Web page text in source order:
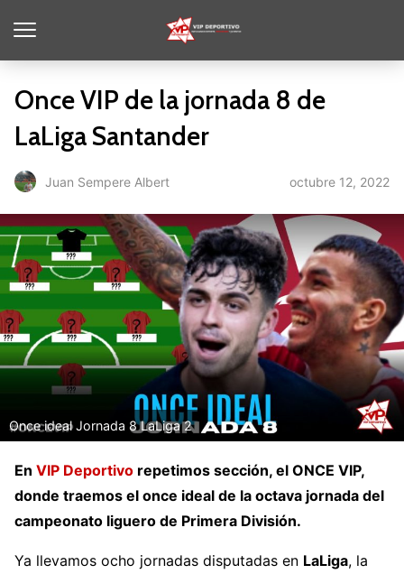
Once VIP de la jornada 8 de
LaLiga Santander
Juan Sempere Albert octubre 12, 2022
Once ideal Jornada 8 LaLiga 2
En VIP Deportivo repetimos sección, el ONCE VIP,
donde traemos el once ideal de la octava jornada del
campeonato liguero de Primera División.
Ya llevamos ocho jornadas disputadas en LaLiga, la